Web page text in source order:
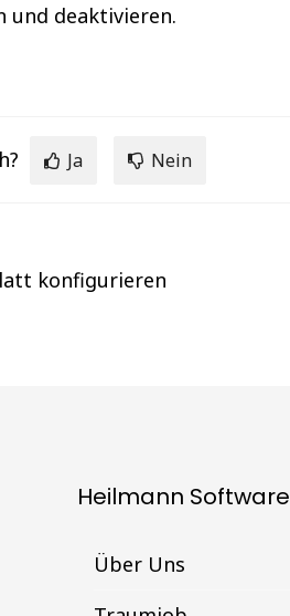
deaktivieren.
Ja Nein
konfigurieren
Heilmann Software
Über Uns